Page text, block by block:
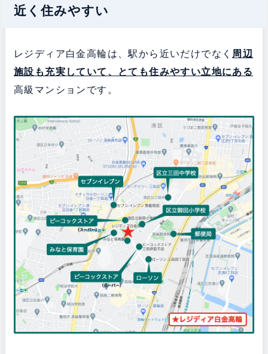
近く住みやすい
レジディア白金高輪は、駅から近いだけでなく 周辺
施設も充実していて、とても住みやすい立地にある
高級マンションです。